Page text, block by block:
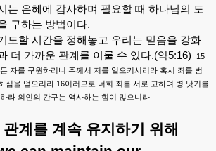
는 은혜에 감사하며 필요할 때 하나님의
도
구하는 방법이다.
도할 시간을 정해놓고 우리는 믿음을 강화
더 가까운 관계를 이룰 수 있다.(약5:16) 15
자를 구원하리니 주께서 저를 일으키시리라 혹시 죄를 범
심을 얻으리라 16이러므로 너희 죄를 서로 고하며 병 낫기를
라 의인의 간구는 역사하는 힘이 많으니라
관계를 계속 유지하기
위해